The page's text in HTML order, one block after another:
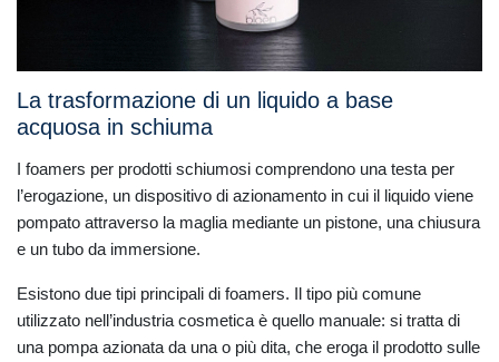
La trasformazione di un liquido a base
acquosa in schiuma
I foamers per prodotti schiumosi comprendono una testa per
l’erogazione, un dispositivo di azionamento in cui il liquido viene
pompato attraverso la maglia mediante un pistone, una chiusura
e un tubo da immersione.
Esistono due tipi principali di foamers. Il tipo più comune
utilizzato nell’industria cosmetica è quello manuale: si tratta di
una pompa azionata da una o più dita, che eroga il prodotto sulle